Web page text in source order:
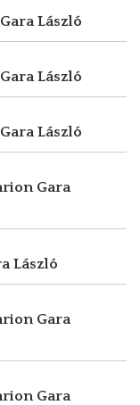
Gara László
Gara László
Gara László
Gara
László
Gara
Gara